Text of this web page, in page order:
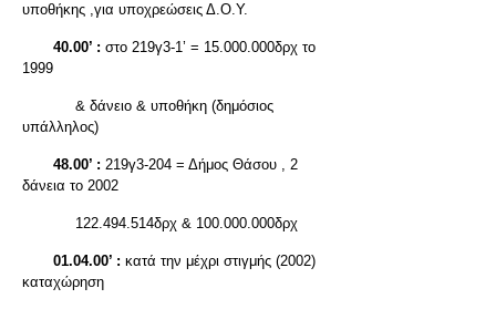
υποθήκης ,για υποχρεώσεις Δ.Ο.Υ.
40.00’ : στο 219γ3-1’ = 15.000.000δρχ το
1999
& δάνειο & υποθήκη (δημόσιος
υπάλληλος)
48.00’ : 219γ3-204 = Δήμος Θάσου , 2
δάνεια το 2002
122.494.514δρχ & 100.000.000δρχ
01.04.00’ : κατά την μέχρι στιγμής (2002)
καταχώρηση